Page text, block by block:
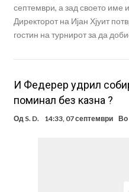
септември, а зад своето име
Директорот на Ијан Хјуит
гостин на турнирот за да
И Федерер удрил
поминал без казна ?
Од S. D. 14:33, 07 септември Во